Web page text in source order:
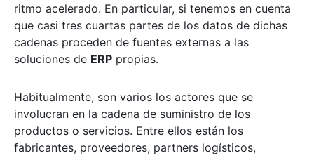
ritmo acelerado. En particular, si tenemos en cuenta
que casi tres cuartas partes de los datos de dichas
cadenas proceden de fuentes externas a las
soluciones de ERP propias.
Habitualmente, son varios los actores que se
involucran en la cadena de suministro de los
productos o servicios. Entre ellos están los
fabricantes, proveedores, partners logísticos,